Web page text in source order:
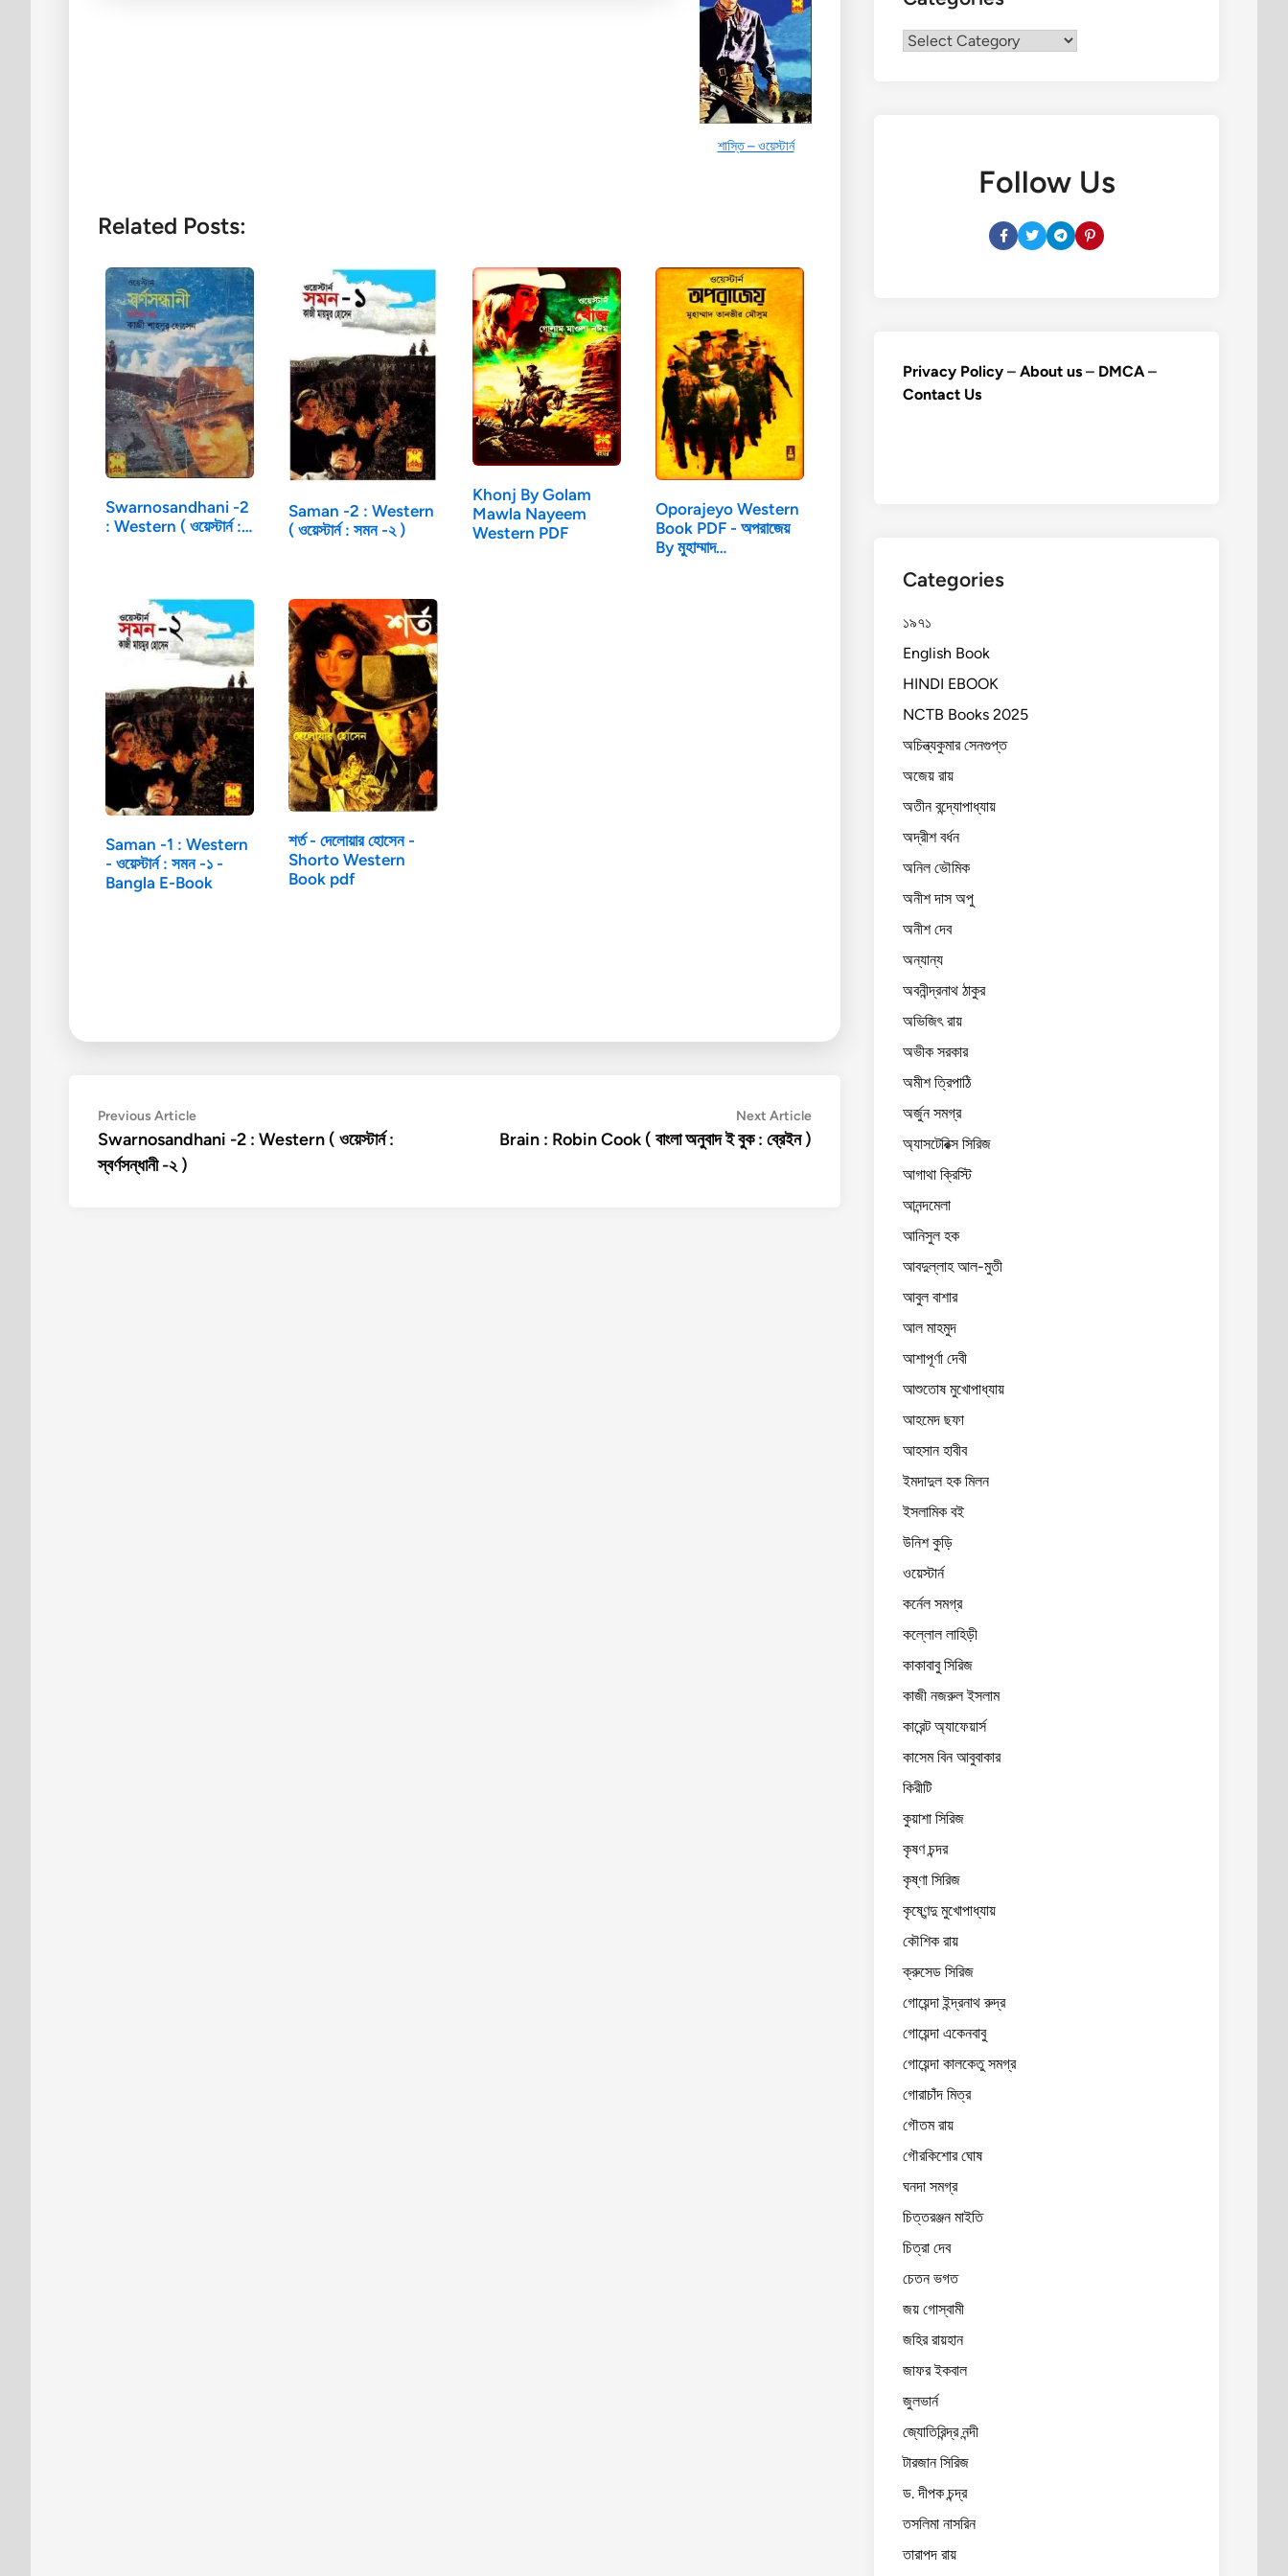
শাস্তি – ওয়েস্টার্ন
Related Posts:
Swarnosandhani -2
: Western ( ওয়েস্টার্ন :…
Saman -2 : Western
( ওয়েস্টার্ন : সমন -২ )
Khonj By Golam
Mawla Nayeem
Western PDF
Oporajeyo Western
Book PDF - অপরাজেয়
By মুহাম্মাদ…
Saman -1 : Western
- ওয়েস্টার্ন : সমন -১ -
Bangla E-Book
শর্ত - দেলোয়ার হোসেন -
Shorto Western
Book pdf
Post
navigation
Previous ArticlePrevious
article:
Swarnosandhani -2 : Western ( ওয়েস্টার্ন :
স্বর্ণসন্ধানী -২ )
Next ArticleNext
Brain : Robin Cook ( বাংলা অনুবাদ ই বুক : ব্রেইন )
Categories
Follow Us
Privacy Policy – About us – DMCA–
Contact Us
Categories
১৯৭১
English Book
HINDI EBOOK
NCTB Books 2025
অচিন্ত্যকুমার সেনগুপ্ত
অজেয় রায়
অতীন বন্দ্যোপাধ্যায়
অদ্রীশ বর্ধন
অনিল ভৌমিক
অনীশ দাস অপু
অনীশ দেব
অন্যান্য
অবনীন্দ্রনাথ ঠাকুর
অভিজিৎ রায়
অভীক সরকার
অমীশ ত্রিপাঠি
অর্জুন সমগ্র
অ্যাসটেরিক্স সিরিজ
আগাথা ক্রিস্টি
আনন্দমেলা
আনিসুল হক
আবদুল্লাহ আল-মুতী
আবুল বাশার
আল মাহমুদ
আশাপূর্ণা দেবী
আশুতোষ মুখোপাধ্যায়
আহমেদ ছফা
আহসান হাবীব
ইমদাদুল হক মিলন
ইসলামিক বই
উনিশ কুড়ি
ওয়েস্টার্ন
কর্নেল সমগ্র
কল্লোল লাহিড়ী
কাকাবাবু সিরিজ
কাজী নজরুল ইসলাম
কারেন্ট অ্যাফেয়ার্স
কাসেম বিন আবুবাকার
কিরীটি
কুয়াশা সিরিজ
কৃষণ চন্দর
কৃষ্ণা সিরিজ
কৃষ্ণেন্দু মুখোপাধ্যায়
কৌশিক রায়
ক্রুসেড সিরিজ
গোয়েন্দা ইন্দ্রনাথ রুদ্র
গোয়েন্দা একেনবাবু
গোয়েন্দা কালকেতু সমগ্র
গোরাচাঁদ মিত্র
গৌতম রায়
গৌরকিশোর ঘোষ
ঘনদা সমগ্র
চিত্তরঞ্জন মাইতি
চিত্রা দেব
চেতন ভগত
জয় গোস্বামী
জহির রায়হান
জাফর ইকবাল
জুলভার্ন
জ্যোতিরিন্দ্র নন্দী
টারজান সিরিজ
ড. দীপক চন্দ্র
তসলিমা নাসরিন
তারাপদ রায়